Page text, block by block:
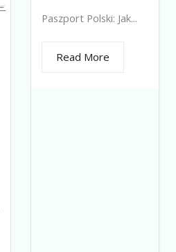
Paszport Polski: Jak...
Read More